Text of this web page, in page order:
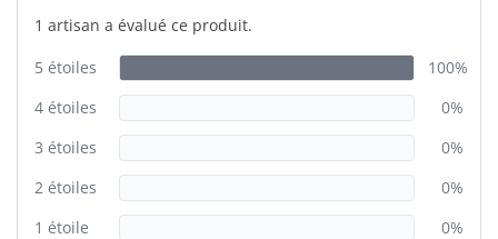
1 artisan a évalué ce produit.
5 étoiles
100%
4 étoiles
0%
3 étoiles
0%
2 étoiles
0%
1 étoile
0%